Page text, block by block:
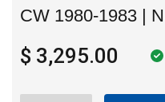
CW 1980-1983 |
$ 3,295.00